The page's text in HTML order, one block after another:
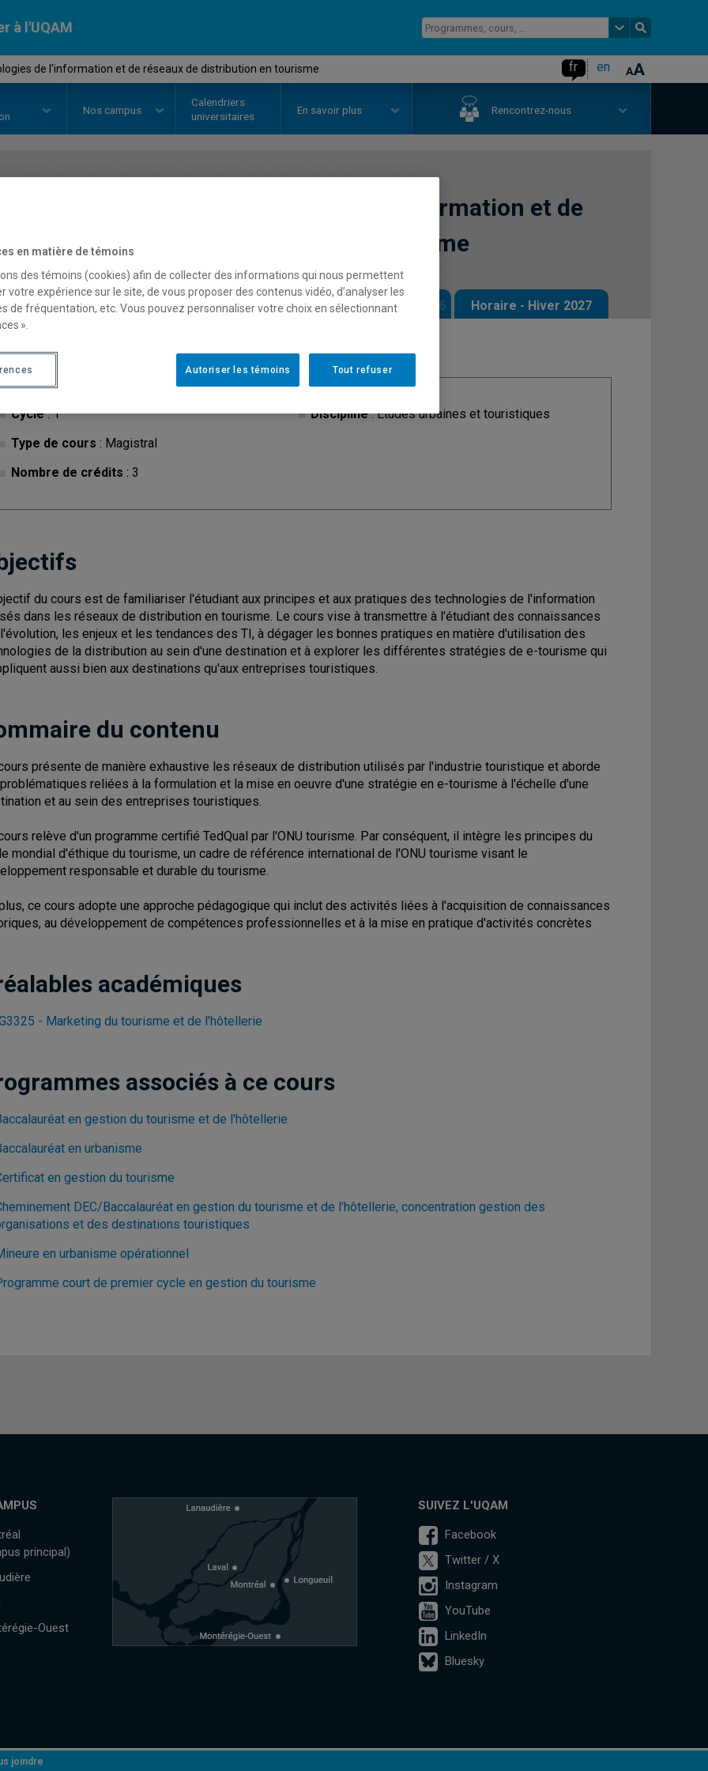
à l'UQAM
de l'information et de réseaux de distribution en tourisme fr en
Nos campus
Calendriers
universitaires
En savoir plus Rencontrez-nous
Technologies de l'information et de
réseaux de distribution en tourisme
Description Horaire - Été 2026 Horaire - Automne 2026 Horaire - Hiver 2027
Cycle: 1
Type de cours : Magistral
Nombre de crédits : 3
Discipline: Études urbaines et touristiques
du cours est de familiariser l'étudiant aux principes et aux pratiques des technologies de l'information
dans les réseaux de distribution en tourisme. Le cours vise à transmettre à l'étudiant des connaissances
les enjeux et les tendances des TI, à dégager les bonnes pratiques en matière d'utilisation des
de la distribution au sein d'une destination et à explorer les différentes stratégies de e-tourisme qui
aussi bien aux destinations qu'aux entreprises touristiques.
du contenu
présente de manière exhaustive les réseaux de distribution utilisés par l'industrie touristique et aborde
reliées à la formulation et la mise en oeuvre d'une stratégie en e-tourisme à l'échelle d'une
et au sein des entreprises touristiques.
relève d'un programme certifié TedQual par l'ONU tourisme. Par conséquent, il intègre les principes du
mondial d'éthique du tourisme, un cadre de référence international de l'ONU tourisme visant le
responsable et durable du tourisme.
ce cours adopte une approche pédagogique qui inclut des activités liées à l'acquisition de connaissances
au développement de compétences professionnelles et à la mise en pratique d'activités concrètes
académiques
- Marketing du tourisme et de l'hôtellerie
associés à ce cours
en gestion du tourisme et de l'hôtellerie
en urbanisme
en gestion du tourisme
DEC/Baccalauréat en gestion du tourisme et de l'hôtellerie, concentration gestion des
et des destinations touristiques
en urbanisme opérationnel
court de premier cycle en gestion du tourisme
principal)
Ouest
SUIVEZ L'UQAM
Facebook
Twitter / X
Instagram
YouTube
LinkedIn
Bluesky
joindre
en matière de témoins
des témoins (cookies) afin de collecter des informations qui nous permettent
votre expérience sur le site, de vous proposer des contenus vidéo, d’analyser les
de fréquentation, etc. Vous pouvez personnaliser votre choix en sélectionnant
».
Tout refuser
Autoriser les témoins